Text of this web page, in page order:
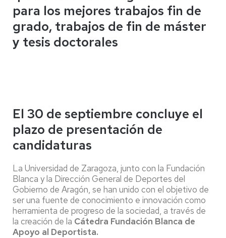
para los mejores trabajos fin de
grado, trabajos de fin de máster
y tesis doctorales
El 30 de septiembre concluye el
plazo de presentación de
candidaturas
La Universidad de Zaragoza, junto con la Fundación
Blanca y la Dirección General de Deportes del
Gobierno de Aragón, se han unido con el objetivo de
ser una fuente de conocimiento e innovación como
herramienta de progreso de la sociedad, a través de
la creación de la Cátedra Fundación Blanca de
Apoyo al Deportista.